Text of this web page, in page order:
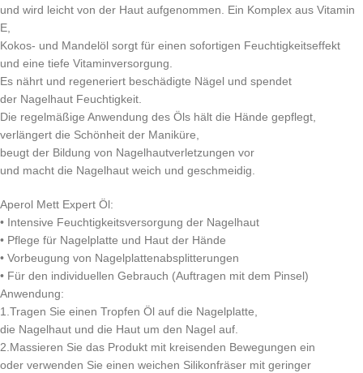
und wird leicht von der Haut aufgenommen. Ein Komplex aus Vitamin
E,
Kokos- und Mandelöl sorgt für einen sofortigen Feuchtigkeitseffekt
und eine tiefe Vitaminversorgung.
Es nährt und regeneriert beschädigte Nägel und spendet
der Nagelhaut Feuchtigkeit.
Die regelmäßige Anwendung des Öls hält die Hände gepflegt,
verlängert die Schönheit der Maniküre,
beugt der Bildung von Nagelhautverletzungen vor
und macht die Nagelhaut weich und geschmeidig.
Aperol Mett Expert Öl:
• Intensive Feuchtigkeitsversorgung der Nagelhaut
• Pflege für Nagelplatte und Haut der Hände
• Vorbeugung von Nagelplattenabsplitterungen
• Für den individuellen Gebrauch (Auftragen mit dem Pinsel)
Anwendung:
1.Tragen Sie einen Tropfen Öl auf die Nagelplatte,
die Nagelhaut und die Haut um den Nagel auf.
2.Massieren Sie das Produkt mit kreisenden Bewegungen ein
oder verwenden Sie einen weichen Silikonfräser mit geringer